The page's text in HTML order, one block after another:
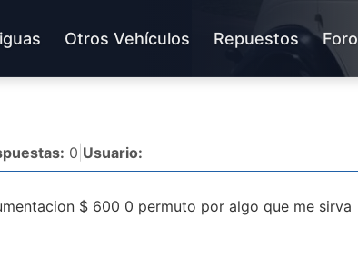
Otros Vehículos Repuestos Foro
0 Usuario:
$ 600 0 permuto por algo que me sirva